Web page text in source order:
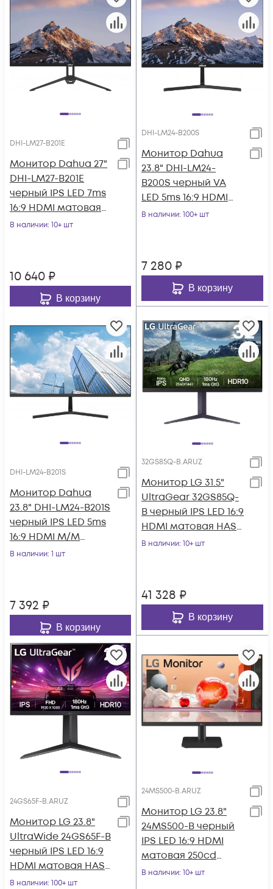
DHI-LM27-B201E
Монитор Dahua 27"
DHI-LM27-B201E
черный IPS LED 7ms
16:9 HDMI матовая
1000:1 300cd
В наличии: 10+ шт
10 640 ₽
В корзину
DHI-LM24-B200S
Монитор Dahua
23.8" DHI-LM24-
B200S черный VA
LED 5ms 16:9 HDMI
M/M матовая 3000:1
В наличии: 100+ шт
7 280 ₽
В корзину
DHI-LM24-B201S
Монитор Dahua
23.8" DHI-LM24-B201S
черный IPS LED 5ms
16:9 HDMI M/M
матовая 1000:1
В наличии: 1 шт
7 392 ₽
В корзину
32GS85Q-B.ARUZ
Монитор LG 31.5"
UltraGear 32GS85Q-
B черный IPS LED 16:9
HDMI матовая HAS
350cd 178гр/178гр
В наличии: 10+ шт
41 328 ₽
В корзину
24GS65F-B.ARUZ
Монитор LG 23.8"
UltraWide 24GS65F-B
черный IPS LED 16:9
HDMI матовая HAS
300cd 178гр/178гр
В наличии: 100+ шт
24MS500-B.ARUZ
Монитор LG 23.8"
24MS500-B черный
IPS LED 16:9 HDMI
матовая 250cd
178гр/178гр 1920x1080
В наличии: 10+ шт